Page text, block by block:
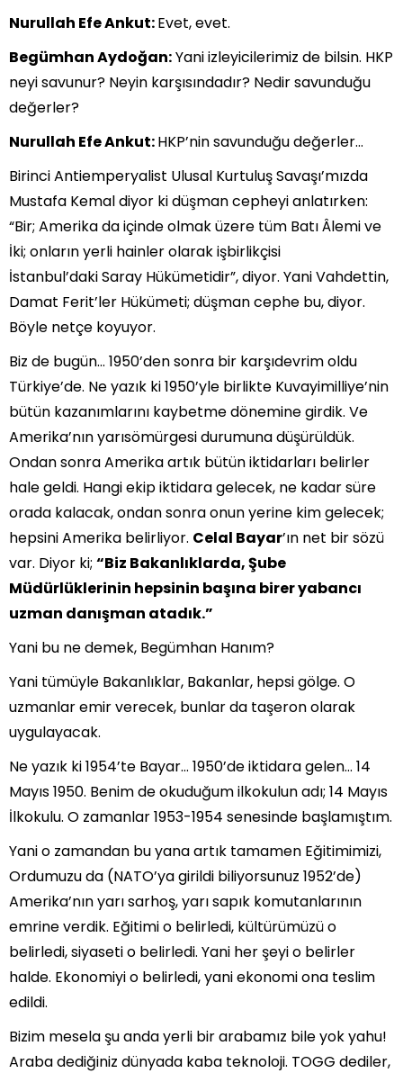
Nurullah Efe Ankut:Evet, evet.
Begümhan Aydoğan:Yani izleyicilerimiz de bilsin. HKP
neyi savunur? Neyin karşısındadır? Nedir savunduğu
değerler?
Nurullah Efe Ankut:HKP’nin savunduğu değerler…
Birinci Antiemperyalist Ulusal Kurtuluş Savaşı’mızda
Mustafa Kemal diyor ki düşman cepheyi anlatırken:
“Bir; Amerika da içinde olmak üzere tüm Batı Âlemi ve
İki; onların yerli hainler olarak işbirlikçisi
İstanbul’daki Saray Hükümetidir”, diyor. Yani Vahdettin,
Damat Ferit’ler Hükümeti; düşman cephe bu, diyor.
Böyle netçe koyuyor.
Biz de bugün… 1950’den sonra bir karşıdevrim oldu
Türkiye’de. Ne yazık ki 1950’yle birlikte Kuvayimilliye’nin
bütün kazanımlarını kaybetme dönemine girdik. Ve
Amerika’nın yarısömürgesi durumuna düşürüldük.
Ondan sonra Amerika artık bütün iktidarları belirler
hale geldi. Hangi ekip iktidara gelecek, ne kadar süre
orada kalacak, ondan sonra onun yerine kim gelecek;
hepsini Amerika belirliyor. Celal Bayar’ın net bir sözü
var. Diyor ki; “Biz Bakanlıklarda, Şube
Müdürlüklerinin hepsinin başına birer yabancı
uzman danışman atadık.”
Yani bu ne demek, Begümhan Hanım?
Yani tümüyle Bakanlıklar, Bakanlar, hepsi gölge. O
uzmanlar emir verecek, bunlar da taşeron olarak
uygulayacak.
Ne yazık ki 1954’te Bayar… 1950’de iktidara gelen… 14
Mayıs 1950. Benim de okuduğum ilkokulun adı; 14 Mayıs
İlkokulu. O zamanlar 1953-1954 senesinde başlamıştım.
Yani o zamandan bu yana artık tamamen Eğitimimizi,
Ordumuzu da (NATO’ya girildi biliyorsunuz 1952’de)
Amerika’nın yarı sarhoş, yarı sapık komutanlarının
emrine verdik. Eğitimi o belirledi, kültürümüzü o
belirledi, siyaseti o belirledi. Yani her şeyi o belirler
halde. Ekonomiyi o belirledi, yani ekonomi ona teslim
edildi.
Bizim mesela şu anda yerli bir arabamız bile yok yahu!
Araba dediğiniz dünyada kaba teknoloji. TOGG dediler,